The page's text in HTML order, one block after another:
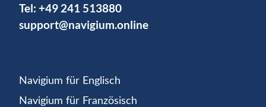
Tel: +49 241 513880
support@navigium.online
Navigium für Englisch
Navigium für Französisch